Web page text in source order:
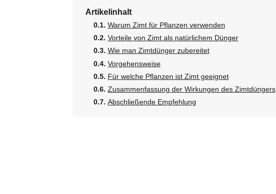
Artikelinhalt
Warum Zimt für Pflanzen verwenden
Vorteile von Zimt als natürlichem Dünger
Wie man Zimtdünger zubereitet
Vorgehensweise
Für welche Pflanzen ist Zimt geeignet
Zusammenfassung der Wirkungen des Zimtdüngers
Abschließende Empfehlung